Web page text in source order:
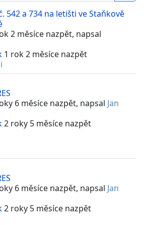
542 a 734 na letišti ve Staňkově
2 měsíce nazpět, napsal
1 rok 2 měsíce nazpět
6 měsíce nazpět, napsal Jan
2 roky 5 měsíce nazpět
6 měsíce nazpět, napsal Jan
2 roky 5 měsíce nazpět